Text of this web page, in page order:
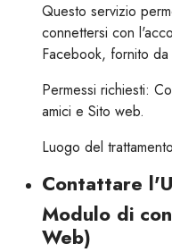
Questo servizio
connettersi con
Facebook, fornito
Permessi richiesti:
amici e Sito web.
Luogo del
Contattare
Modulo di
Web)